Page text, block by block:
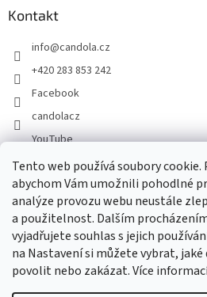
Tento web používá soubory cookie.
abychom Vám umožnili pohodlné
analýze provozu webu neustále
a použitelnost. Dalším
vyjadřujete souhlas s jejich
na Nastavení si můžete vybrat, jaké
povolit nebo zakázat. Více
Kontakt
info@candola.cz
+420 283 853 242
Facebook
candolacz
YouTube
Přijímáme online platby